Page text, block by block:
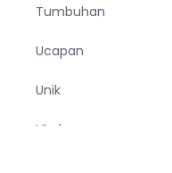
Tumbuhan
Ucapan
Unik
Viral